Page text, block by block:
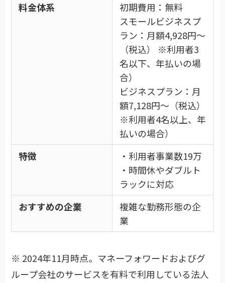
料金体系
初期費用：無料
スモールビジネスプ
ラン：月額4,928円〜
（税込） ※利用者3
名以下、年払いの場
合）
ビジネスプラン：月
額7,128円〜（税込）
※利用者4名以上、年
払いの場合）
特徴
・利用者事業数19万
・時間休やダブルト
ラックに対応
おすすめの企業
複雑な勤務形態の企
業
※ 2024年11月時点。マネーフォワードおよびグ
ループ会社のサービスを有料で利用している法人